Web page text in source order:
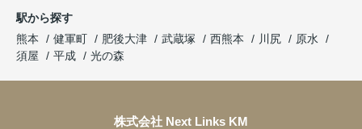
駅から探す
熊本
健軍町 肥後大津 武蔵塚 西熊本 川尻
原水
須屋
平成 光の森
株式会社 Next Links KM